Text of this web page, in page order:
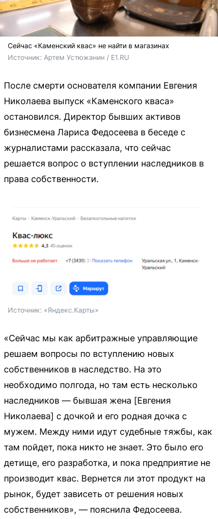
Сейчас «Каменский квас» не найти в магазинах
Источник: Артем Устюжанин / E1.RU
После смерти основателя компании Евгения
Николаева выпуск «Каменского кваса»
остановился. Директор бывших активов
бизнесмена Лариса Федосеева в беседе с
журналистами рассказала, что сейчас
решается вопрос о вступлении наследников в
права собственности.
Источник: «Яндекс.Карты»
«Сейчас мы как арбитражные управляющие
решаем вопросы по вступлению новых
собственников в наследство. На это
необходимо полгода, но там есть несколько
наследников — бывшая жена [Евгения
Николаева] с дочкой и его родная дочка с
мужем. Между ними идут судебные тяжбы, как
там пойдет, пока никто не знает. Это было его
детище, его разработка, и пока предприятие не
производит квас. Вернется ли этот продукт на
рынок, будет зависеть от решения новых
собственников», — пояснила Федосеева.